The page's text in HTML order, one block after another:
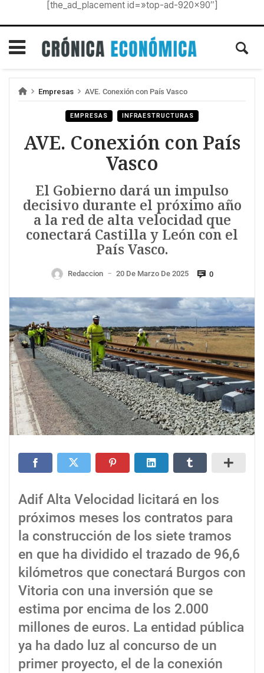
[the_ad_placement id=»top-ad-920×90″]
Empresas AVE. Conexión con País Vasco
EMPRESAS INFRAESTRUCTURAS
AVE. Conexión con País
Vasco
El Gobierno dará un impulso
decisivo durante el próximo año
a la red de alta velocidad que
conectará Castilla y León con el
País Vasco.
Redaccion — 20 De Marzo De 2025 0
Adif Alta Velocidad licitará en los
próximos meses los contratos para
la construcción de los siete tramos
en que ha dividido el trazado de 96,6
kilómetros que conectará Burgos con
Vitoria con una inversión que se
estima por encima de los 2.000
millones de euros. La entidad pública
ya ha dado luz al concurso de un
primer proyecto, el de la conexión